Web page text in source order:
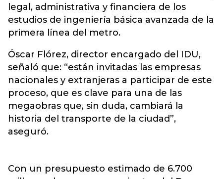
legal, administrativa y financiera de los
estudios de ingeniería básica avanzada de la
primera línea del metro.
Óscar Flórez, director encargado del IDU,
señaló que: “están invitadas las empresas
nacionales y extranjeras a participar de este
proceso, que es clave para una de las
megaobras que, sin duda, cambiará la
historia del transporte de la ciudad”,
aseguró.
Con un presupuesto estimado de 6.700